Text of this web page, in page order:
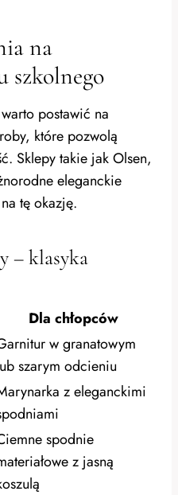
na
szkolnego
postawić na
które pozwolą
Sklepy takie jak Olsen,
eleganckie
tę okazję.
– klasyka
Dla chłopców
w granatowym
szarym odcieniu
z eleganckimi
spodnie
z jasną